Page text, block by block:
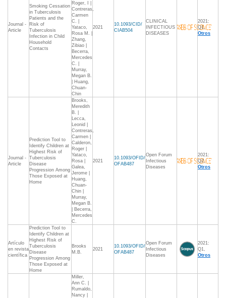
Journal -
Article
Smoking Cessation
in Tuberculosis
Patients and the
Risk of
Tuberculosis
Infection in Child
Household
Contacts
Roger, I |
Contreras,
Carmen
C. |
Yataco,
Rosa M. |
Zhang,
Zibiao |
Becerra,
Mercedes
C. |
Murray,
Megan B.
| Huang,
Chuan-
Chin
2021
10.1093/CID/
CIAB504
CLINICAL
INFECTIOUS
DISEASES
2021:
Q1,
Otros
Journal -
Article
Prediction Tool to
Identify Children at
Highest Risk of
Tuberculosis
Disease
Progression Among
Those Exposed at
Home
Brooks,
Meredith
B. |
Lecca,
Leonid |
Contreras,
Carmen |
Calderon,
Roger |
Yataco,
Rosa |
Galea,
Jerome |
Huang,
Chuan-
Chin |
Murray,
Megan B.
| Becerra,
Mercedes
C.
2021
10.1093/OFID/
OFAB487
Open Forum
Infectious
Diseases
2021:
Q2,
Otros
Artículo
en revista
científica
Prediction Tool to
Identify Children at
Highest Risk of
Tuberculosis
Disease
Progression Among
Those Exposed at
Home
Brooks
M.B.
2021
10.1093/OFID/
OFAB487
Open Forum
Infectious
Diseases
2021:
Q1,
Otros
Miller,
Ann C. |
Rumaldo,
Nancy |